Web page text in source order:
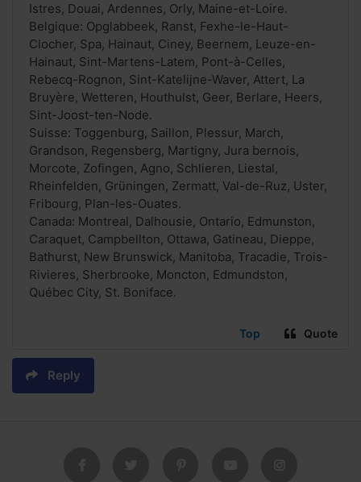
Istres, Douai, Ardennes, Orly, Maine-et-Loire.
Belgique: Opglabbeek, Ranst, Fexhe-le-Haut-
Clocher, Spa, Hainaut, Ciney, Beernem, Leuze-en-
Hainaut, Sint-Martens-Latem, Pont-à-Celles,
Rebecq-Rognon, Sint-Katelijne-Waver, Attert, La
Bruyère, Wetteren, Houthulst, Geer, Berlare, Heers,
Sint-Joost-ten-Node.
Suisse: Toggenburg, Saillon, Plessur, March,
Grandson, Regensberg, Martigny, Jura bernois,
Morcote, Zofingen, Agno, Schlieren, Liestal,
Rheinfelden, Grüningen, Zermatt, Val-de-Ruz, Uster,
Fribourg, Plan-les-Ouates.
Canada: Montreal, Dalhousie, Ontario, Edmunston,
Caraquet, Campbellton, Ottawa, Gatineau, Dieppe,
Bathurst, New Brunswick, Manitoba, Tracadie, Trois-
Rivieres, Sherbrooke, Moncton, Edmundston,
Québec City, St. Boniface.
Top Quote
Reply